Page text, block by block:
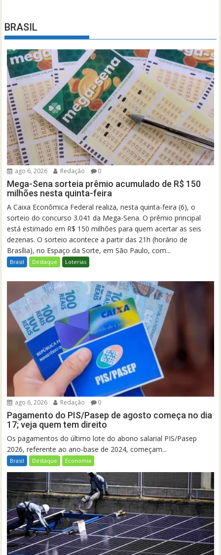
BRASIL
ago 6, 2026 Redação 0
Mega-Sena sorteia prêmio acumulado de R$ 150
milhões nesta quinta-feira
A Caixa Econômica Federal realiza, nesta quinta-feira (6), o
sorteio do concurso 3.041 da Mega-Sena. O prêmio principal
está estimado em R$ 150 milhões para quem acertar as seis
dezenas. O sorteio acontece a partir das 21h (horário de
Brasília), no Espaço da Sorte, em São Paulo, com...
Brasil Destaque Loterias
ago 6, 2026 Redação 0
Pagamento do PIS/Pasep de agosto começa no dia
17; veja quem tem direito
Os pagamentos do último lote do abono salarial PIS/Pasep
2026, referente ao ano-base de 2024, começam...
Brasil Destaque Economia